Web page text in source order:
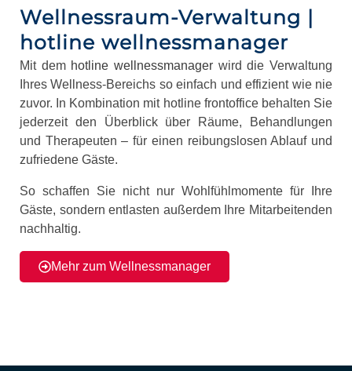
Wellnessraum-Verwaltung |
hotline wellnessmanager
Mit dem hotline wellnessmanager wird die Verwaltung
Ihres Wellness-Bereichs so einfach und effizient wie nie
zuvor. In Kombination mit hotline frontoffice behalten Sie
jederzeit den Überblick über Räume, Behandlungen
und Therapeuten – für einen reibungslosen Ablauf und
zufriedene Gäste.
So schaffen Sie nicht nur Wohlfühlmomente für Ihre
Gäste, sondern entlasten außerdem Ihre Mitarbeitenden
nachhaltig.
Mehr zum Wellnessmanager